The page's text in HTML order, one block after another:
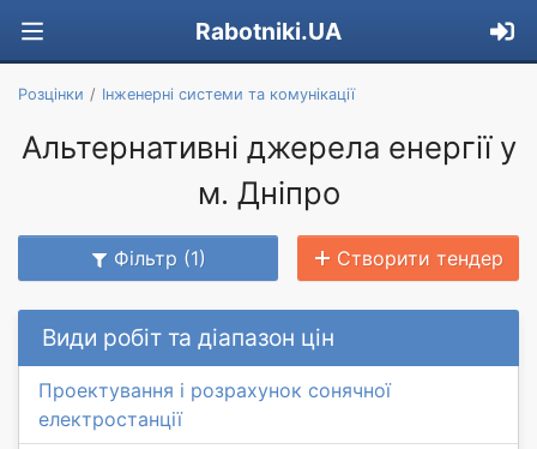
Rabotniki.UA
Розцінки Інженерні системи та комунікації
Альтернативні джерела енергії у
м. Дніпро
Фільтр (1) Створити тендер
Види робіт та діапазон цін
Проектування і розрахунок сонячної
електростанції